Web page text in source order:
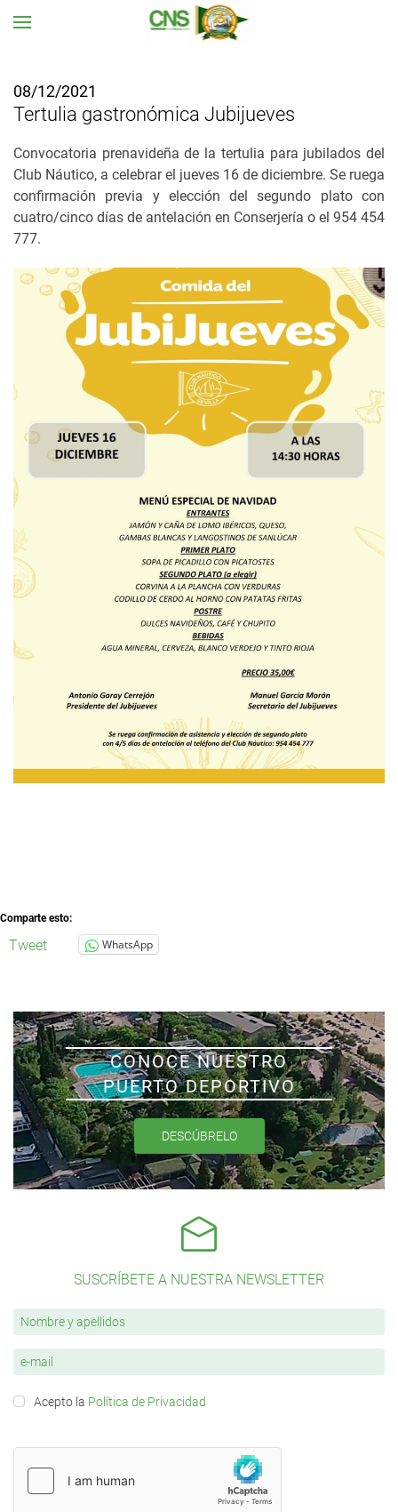
08/12/2021
Tertulia gastronómica Jubijueves
Convocatoria prenavideña de la tertulia para jubilados del
Club Náutico, a celebrar el jueves 16 de diciembre. Se ruega
confirmación previa y elección del segundo plato con
cuatro/cinco días de antelación en Conserjería o el 954 454
777.
Comparte esto:
Tweet WhatsApp
CONOCE NUESTRO
PUERTO DEPORTIVO
DESCÚBRELO
SUSCRÍBETE A NUESTRA NEWSLETTER
Acepto la Política de Privacidad